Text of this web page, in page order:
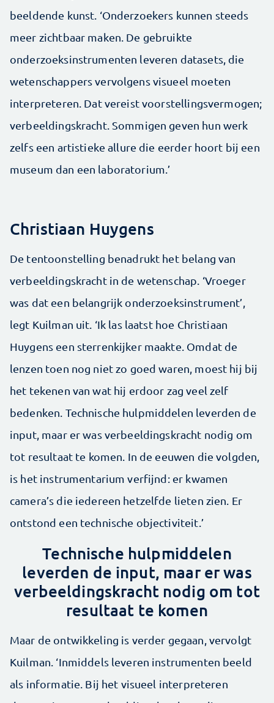
beeldende kunst. ‘Onderzoekers kunnen steeds
meer zichtbaar maken. De gebruikte
onderzoeksinstrumenten leveren datasets, die
wetenschappers vervolgens visueel moeten
interpreteren. Dat vereist voorstellingsvermogen;
verbeeldingskracht. Sommigen geven hun werk
zelfs een artistieke allure die eerder hoort bij een
museum dan een laboratorium.’
Christiaan Huygens
De tentoonstelling benadrukt het belang van
verbeeldingskracht in de wetenschap. ‘Vroeger
was dat een belangrijk onderzoeksinstrument’,
legt Kuilman uit. ‘Ik las laatst hoe Christiaan
Huygens een sterrenkijker maakte. Omdat de
lenzen toen nog niet zo goed waren, moest hij bij
het tekenen van wat hij erdoor zag veel zelf
bedenken. Technische hulpmiddelen leverden de
input, maar er was verbeeldingskracht nodig om
tot resultaat te komen. In de eeuwen die volgden,
is het instrumentarium verfijnd: er kwamen
camera’s die iedereen hetzelfde lieten zien. Er
ontstond een technische objectiviteit.’
Technische hulpmiddelen
leverden de input, maar er was
verbeeldingskracht nodig om tot
resultaat te komen
Maar de ontwikkeling is verder gegaan, vervolgt
Kuilman. ‘Inmiddels leveren instrumenten beeld
als informatie. Bij het visueel interpreteren